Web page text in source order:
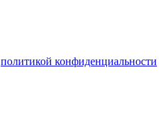
политикой конфиденциальности